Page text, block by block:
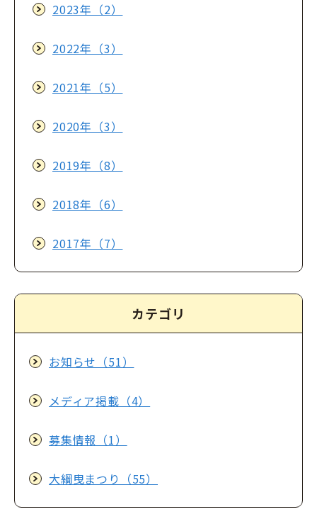
2023年（2）
2022年（3）
2021年（5）
2020年（3）
2019年（8）
2018年（6）
2017年（7）
カテゴリ
お知らせ（51）
メディア掲載（4）
募集情報（1）
大綱曳まつり（55）